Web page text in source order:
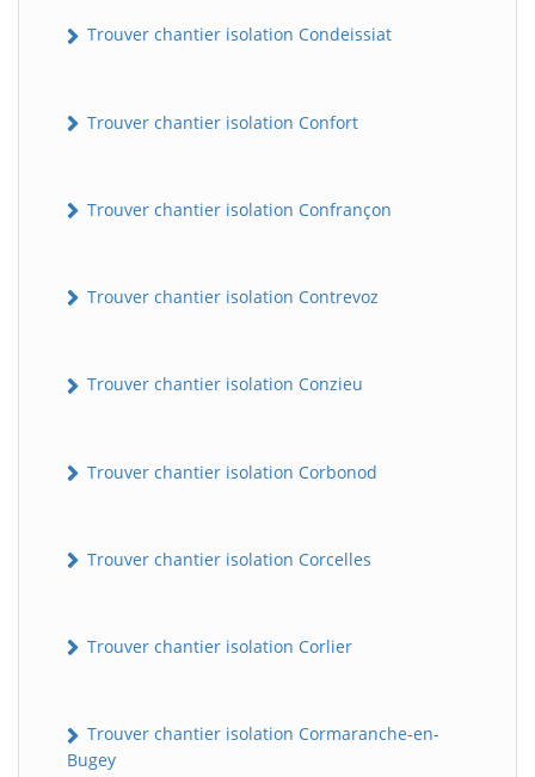
Trouver chantier isolation Condeissiat
Trouver chantier isolation Confort
Trouver chantier isolation Confrançon
Trouver chantier isolation Contrevoz
Trouver chantier isolation Conzieu
Trouver chantier isolation Corbonod
Trouver chantier isolation Corcelles
Trouver chantier isolation Corlier
Trouver chantier isolation Cormaranche-en-
Bugey
Assistant en ligne